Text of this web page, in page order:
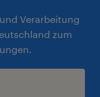
Verarbeitung
zum